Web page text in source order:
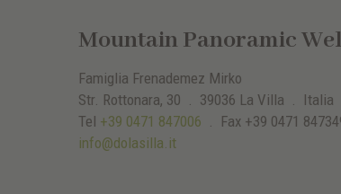
Mountain Panoramic
Famiglia Frenademez Mirko
Str. Rottonara, 30 . 39036 La Villa . Italia
Tel +39 0471 847006 Fax +39 0471
info@dolasilla.it